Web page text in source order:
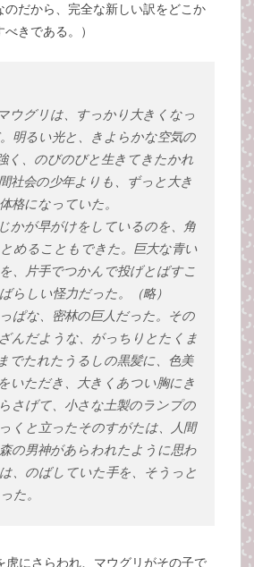
のだから、完全な新しい訳をどこか
きである。）
ウグリは、すっかり大きくなっ
明るい光と、きよらかな空気の
く、のびのびと生きてきたかれ
社会の少年よりも、ずっと大き
格になっていた。
かが早がけをしているのを、角
めることもできた。巨大な青い
、片手でつかんで投げとばすこ
らしい怪力だった。（略）
ぱな、密林の巨人だった。その
んだような、がっちりとたくま
でたれたうるしの黒髪に、色美
いただき、大きくあつい胸にき
さげて、小さな土製のランプの
くと立ったそのすがたは、人間
の男神があらわれたように思わ
、のばしていた手を、そうっと
た。
虎にさらわれ、マウグリがその子で